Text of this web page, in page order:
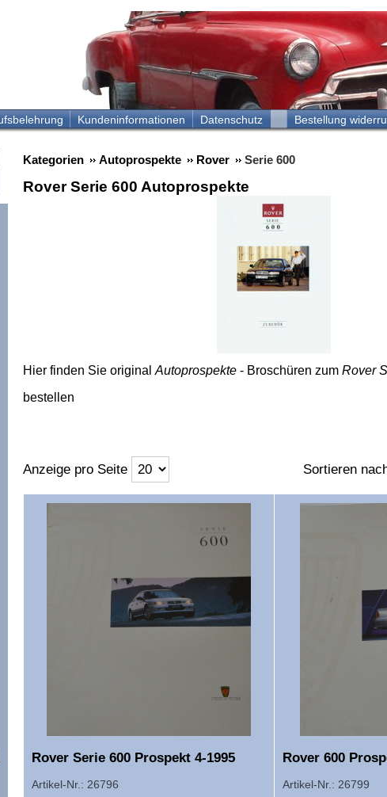
Kundeninformationen Datenschutz Bestellung
Kategorien Autoprospekte Rover Serie 600
Rover Serie 600 Autoprospekte
Hier finden Sie original Autoprospekte - Broschüren zum Rover
bestellen
Anzeige pro Seite Sortieren
Überschrift
Rover Serie 600 Prospekt 4-1995
Artikel-Nr.: 26796
Rover 600
Artikel-Nr.: 26799